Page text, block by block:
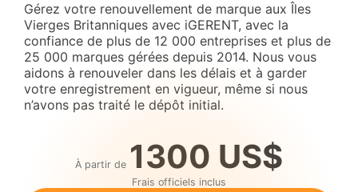
Gérez votre renouvellement de marque aux Îles
Vierges Britanniques avec iGERENT, avec la
confiance de plus de 12 000 entreprises et plus de
25 000 marques gérées depuis 2014. Nous vous
aidons à renouveler dans les délais et à garder
votre enregistrement en vigueur, même si nous
n’avons pas traité le dépôt initial.
À partir de 1300 US$
Frais officiels inclus